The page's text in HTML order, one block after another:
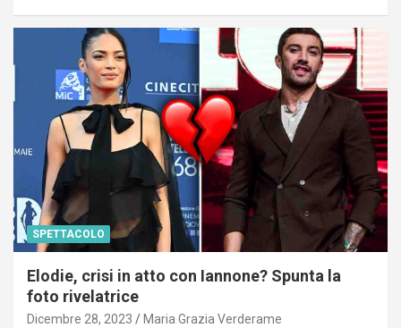
SPETTACOLO
Elodie, crisi in atto con Iannone? Spunta la
foto rivelatrice
Dicembre 28, 2023 Maria Grazia Verderame